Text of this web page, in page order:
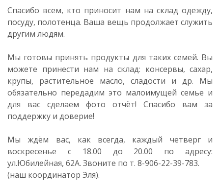
Спасибо всем, кто приносит нам на склад одежду,
посуду, полотенца. Ваша вещь продолжает служить
другим людям.
Мы готовы принять продукты для таких семей. Вы
можете принести нам на склад: консервы, сахар,
крупы, растительное масло, сладости и др. Мы
обязательно передадим это малоимущей семье и
для вас сделаем фото отчёт! Спасибо вам за
поддержку и доверие!
Мы ждём вас, как всегда, каждый четверг и
воскресенье с 18.00 до 20.00 по адресу:
ул.Юбилейная, 62А. Звоните по т. 8-906-22-39-783.
(наш координатор Эля).